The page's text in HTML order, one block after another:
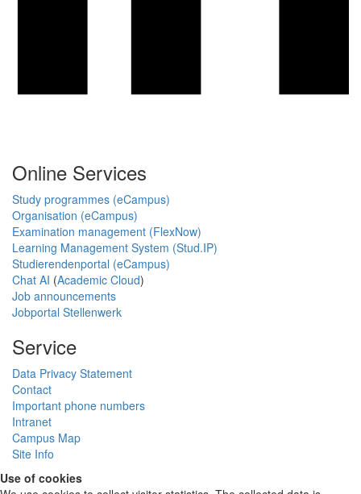
Online Services
Study programmes (eCampus)
Organisation (eCampus)
Examination management (FlexNow)
Learning Management System (Stud.IP)
Studierendenportal (eCampus)
Chat AI (Academic Cloud)
Job announcements
Jobportal Stellenwerk
Service
Data Privacy Statement
Contact
Important phone numbers
Intranet
Campus Map
Site Info
Use of cookies